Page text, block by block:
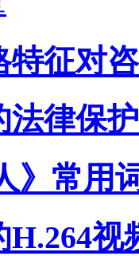
特征对
法律保
》常用